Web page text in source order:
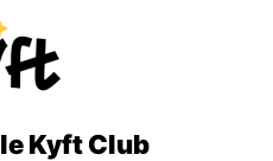
Kyft Club